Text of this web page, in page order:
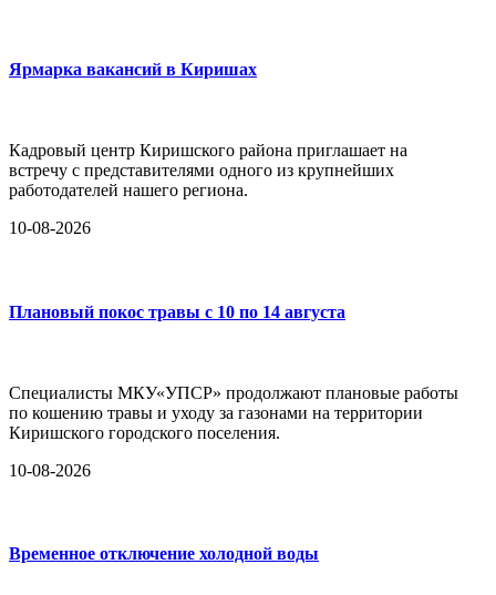
Ярмарка вакансий в Киришах
Кадровый центр Киришского района приглашает на
встречу с представителями одного из крупнейших
работодателей нашего региона.
10-08-2026
Плановый покос травы с 10 по 14 августа
Специалисты МКУ«УПСР» продолжают плановые работы
по кошению травы и уходу за газонами на территории
Киришского городского поселения.
10-08-2026
Временное отключение холодной воды